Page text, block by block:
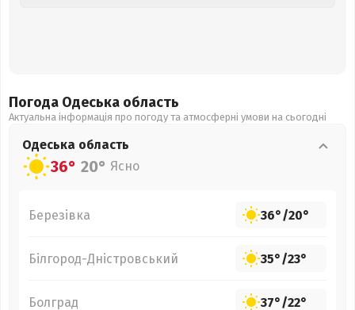
Погода Одеська область
Актуальна інформація про погоду та атмосферні умови на сьогодні
Одеська область
36° 20° Ясно
Березівка 36°/20°
Білгород-Дністровський 35°/23°
Болград 37°/22°